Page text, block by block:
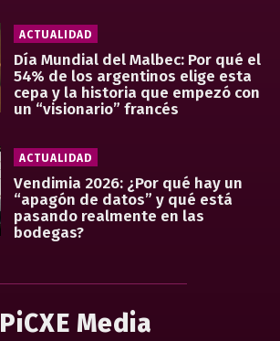
ACTUALIDAD
Día Mundial del Malbec: Por qué el
54% de los argentinos elige esta
cepa y la historia que empezó con
un “visionario” francés
ACTUALIDAD
Vendimia 2026: ¿Por qué hay un
“apagón de datos” y qué está
pasando realmente en las
bodegas?
PiCXE Media